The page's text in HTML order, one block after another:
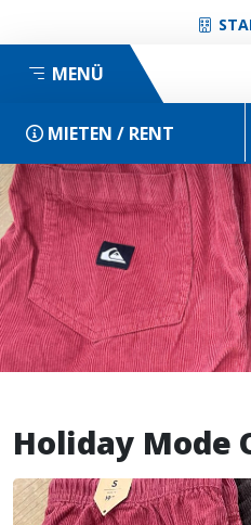
MENÜ
MIETEN / RENT
Holiday Mode